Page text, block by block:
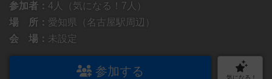
参加者： 4人（気になる！7人）
場 所： 愛知県（名古屋駅周辺）
会 場： 未設定
参加する 気になる！